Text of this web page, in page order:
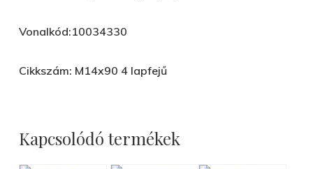
Vonalkód:10034330
Cikkszám: M14x90 4 lapfejű
Kapcsolódó termékek